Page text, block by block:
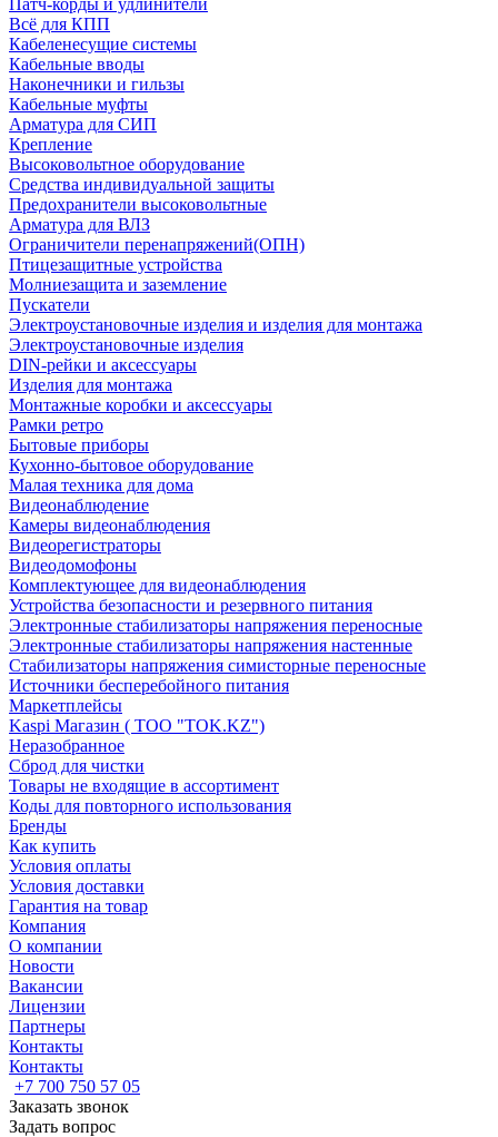
Патч-корды и удлинители
Всё для КПП
Кабеленесущие системы
Кабельные вводы
Наконечники и гильзы
Кабельные муфты
Арматура для СИП
Крепление
Высоковольтное оборудование
Средства индивидуальной защиты
Предохранители высоковольтные
Арматура для ВЛЗ
Ограничители перенапряжений(ОПН)
Птицезащитные устройства
Молниезащита и заземление
Пускатели
Электроустановочные изделия и изделия для монтажа
Электроустановочные изделия
DIN-рейки и аксессуары
Изделия для монтажа
Монтажные коробки и аксессуары
Рамки ретро
Бытовые приборы
Кухонно-бытовое оборудование
Малая техника для дома
Видеонаблюдение
Камеры видеонаблюдения
Видеорегистраторы
Видеодомофоны
Комплектующее для видеонаблюдения
Устройства безопасности и резервного питания
Электронные стабилизаторы напряжения переносные
Электронные стабилизаторы напряжения настенные
Стабилизаторы напряжения симисторные переносные
Источники бесперебойного питания
Маркетплейсы
Kaspi Магазин ( ТОО "TOK.KZ")
Неразобранное
Сброд для чистки
Товары не входящие в ассортимент
Коды для повторного использования
Бренды
Как купить
Условия оплаты
Условия доставки
Гарантия на товар
Компания
О компании
Новости
Вакансии
Лицензии
Партнеры
Контакты
Контакты
+7 700 750 57 05
Заказать звонок
Задать вопрос